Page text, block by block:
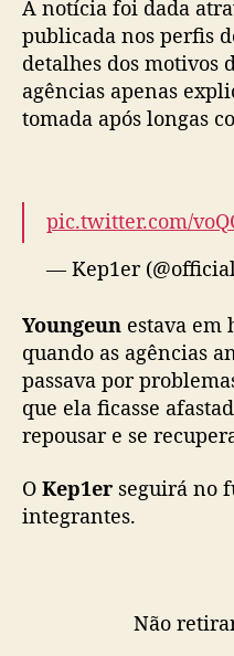
A notícia foi dada
publicada nos perfis
detalhes dos motivos
agências apenas
tomada após longas
pic.twitter.com/
— Kep1er
Youngeun estava em
quando as agências
passava por
que ela ficasse
repousar e se
O Kep1er seguirá no
integrantes.
Não